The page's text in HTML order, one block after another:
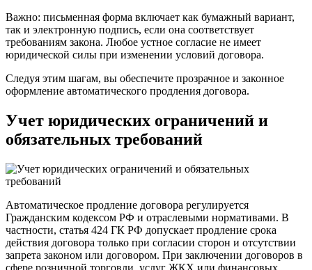
Важно: письменная форма включает как бумажный вариант,
так и электронную подпись, если она соответствует
требованиям закона. Любое устное согласие не имеет
юридической силы при изменении условий договора.
Следуя этим шагам, вы обеспечите прозрачное и законное
оформление автоматического продления договора.
Учет юридических ограничений и
обязательных требований
Автоматическое продление договора регулируется
Гражданским кодексом РФ и отраслевыми нормативами. В
частности, статья 424 ГК РФ допускает продление срока
действия договора только при согласии сторон и отсутствии
запрета законом или договором. При заключении договоров в
сфере розничной торговли, услуг ЖКХ или финансовых